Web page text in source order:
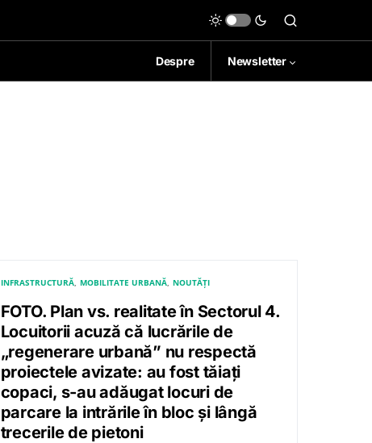
Despre Newsletter
INFRASTRUCTURĂ MOBILITATE URBANĂ NOUTĂȚI
FOTO. Plan vs. realitate în Sectorul 4.
Locuitorii acuză că lucrările de
„regenerare urbană” nu respectă
proiectele avizate: au fost tăiați
copaci, s-au adăugat locuri de
parcare la intrările în bloc și lângă
trecerile de pietoni